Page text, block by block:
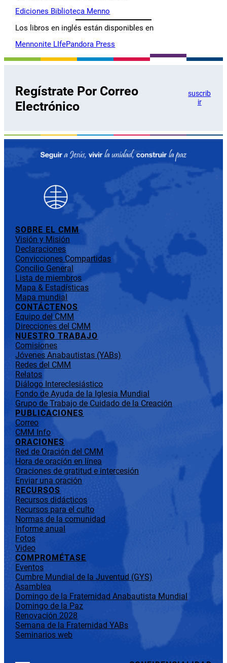
Ediciones Biblioteca Menno
Los libros en inglés están disponibles en
Mennonite LIfePandora Press
Regístrate Por Correo
Electrónico
suscrib
ir
SOBRE EL CMM
Visión y Misión
Declaraciones
Convicciones Compartidas
Concilio General
Lista de miembros
Mapa & Estadísticas
Mapa mundial
CONTÁCTENOS
Equipo del CMM
Direcciones del CMM
NUESTRO TRABAJO
Comisiones
Jóvenes Anabautistas (YABs)
Redes del CMM
Relatos
Diálogo Intereclesiástico
Fondo de Ayuda de la Iglesia Mundial
Grupo de Trabajo de Cuidado de la Creación
PUBLICACIONES
Correo
CMM Info
ORACIONES
Red de Oración del CMM
Hora de oración en línea
Oraciones de gratitud e intercesión
Enviar una oración
RECURSOS
Recursos didácticos
Recursos para el culto
Normas de la comunidad
Informe anual
Fotos
Video
COMPROMÉTASE
Eventos
Cumbre Mundial de la Juventud (GYS)
Asamblea
Domingo de la Fraternidad Anabautista Mundial
Domingo de la Paz
Renovación 2028
Semana de la Fraternidad YABs
Seminarios web